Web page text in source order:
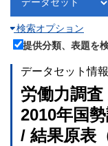
検索オプション
提供分類、表題を
データセット情報
労働力調査
2010年国
/ 結果原表